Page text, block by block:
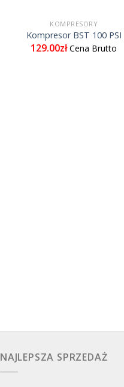
KOMPRESORY
Kompresor BST 100 PSI
129.00zł Cena Brutto
NAJLEPSZA SPRZEDAŻ